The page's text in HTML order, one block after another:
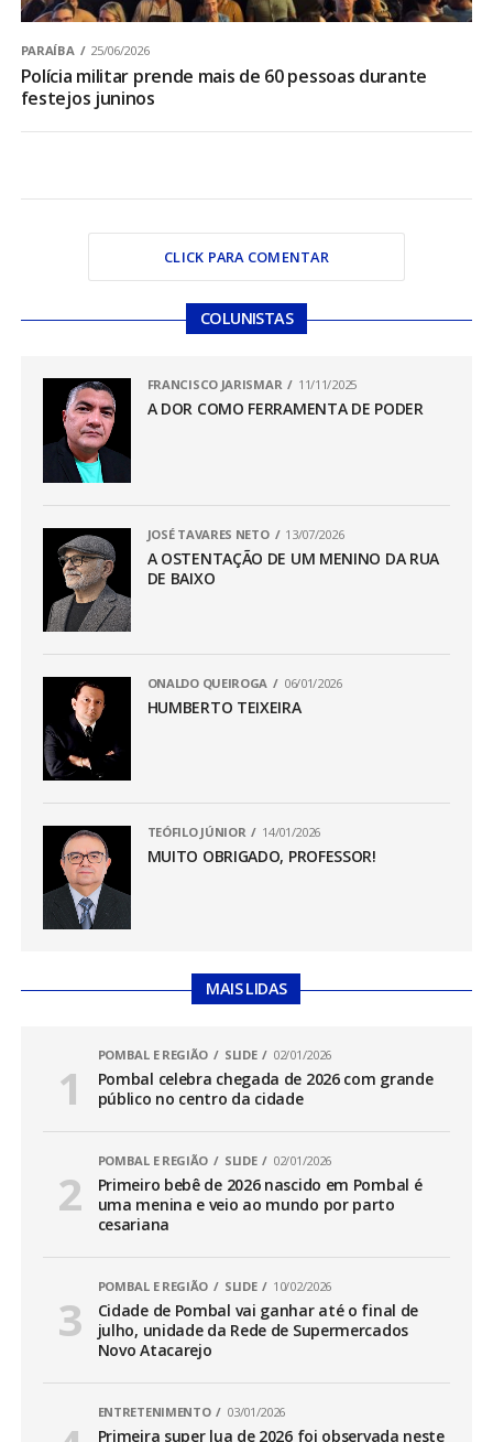
PARAÍBA 25/06/2026
Polícia militar prende mais de 60 pessoas durante
festejos juninos
CLICK PARA COMENTAR
COLUNISTAS
FRANCISCO JARISMAR 11/11/2025
A DOR COMO FERRAMENTA DE PODER
JOSÉ TAVARES NETO 13/07/2026
A OSTENTAÇÃO DE UM MENINO DA RUA
DE BAIXO
ONALDO QUEIROGA 06/01/2026
HUMBERTO TEIXEIRA
TEÓFILO JÚNIOR 14/01/2026
MUITO OBRIGADO, PROFESSOR!
MAIS LIDAS
POMBAL E REGIÃO SLIDE 02/01/2026
Pombal celebra chegada de 2026 com grande
público no centro da cidade
POMBAL E REGIÃO SLIDE 02/01/2026
Primeiro bebê de 2026 nascido em Pombal é
uma menina e veio ao mundo por parto
cesariana
POMBAL E REGIÃO SLIDE 10/02/2026
Cidade de Pombal vai ganhar até o final de
julho, unidade da Rede de Supermercados
Novo Atacarejo
ENTRETENIMENTO 03/01/2026
Primeira super lua de 2026 foi observada neste